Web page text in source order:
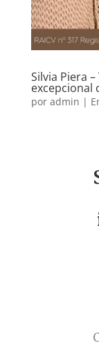
Silvia Piera
excepcional
por admin |